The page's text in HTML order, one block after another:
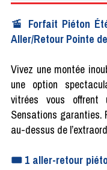
🚡 Forfait Piéton
Aller/Retour Pointe
Vivez une montée
une option
vitrées vous offrent
Sensations garanties.
au-dessus de
🎟️ 1 aller-retour